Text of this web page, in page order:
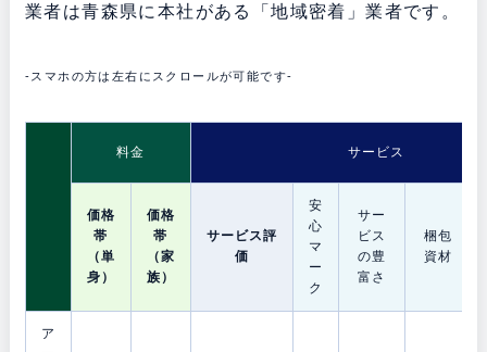
業者は青森県に本社がある「地域密着」業者です。
-スマホの方は左右にスクロールが可能です-
料金 サービス
価格
帯
（単
身）
価格
帯
（家
族）
サービス評
価
安
心
マ
ー
ク
サー
ビス
の豊
富さ
梱包
資材
ア